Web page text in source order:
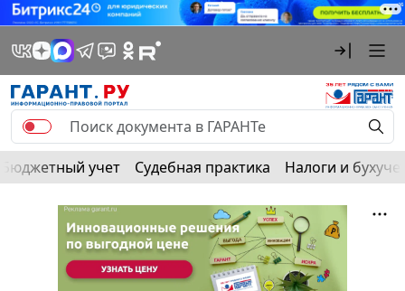
Бюджетный учет Судебная практика Налоги и